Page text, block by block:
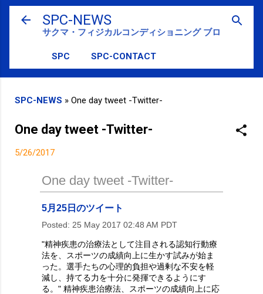
スキップしてメイン コンテンツに移動
SPC-NEWS
サクマ・フィジカルコンディショニング ブログ
SPC SPC-CONTACT
SPC-NEWS » One day tweet -Twitter-
One day tweet -Twitter-
5/26/2017
One day tweet -Twitter-
5月25日のツイート
Posted: 25 May 2017 02:48 AM PDT
"精神疾患の治療法として注目される認知行動療
法を、スポーツの成績向上に生かす試みが始ま
った。選手たちの心理的負担や過剰な不安を軽
減し、持てる力を十分に発揮できるようにす
る。" 精神疾患治療法、スポーツの成績向上に応